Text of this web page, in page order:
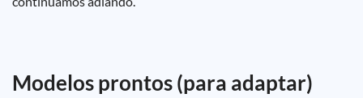
Modelos prontos (para adaptar)